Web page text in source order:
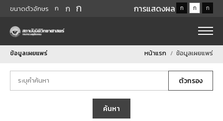
ขนาดตัวอักษร ก ก ก การแสดงผล ก ก ก
ข้อมูลเผยแพร่ หน้าแรก ข้อมูลเผยแพร่
ตัวกรอง
ค้นหา